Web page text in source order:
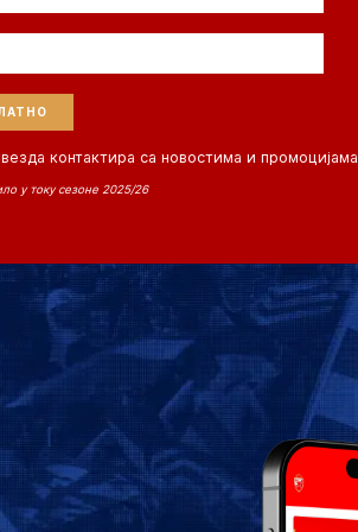
контактира са новостима и промоцијама
у току сезоне 2025/26